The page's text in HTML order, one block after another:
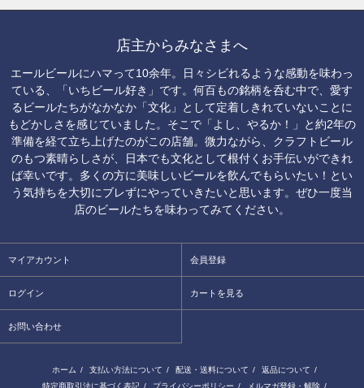
店主からみなさまへ
エールビールにハマって10余年。日々シビれるような感動を味わっ
ている、「いちビール好き」です。何百もの銘柄を呑む中で、愛す
るビールたちがなかなか「文化」として定着しきれていないことに
もどかしさを感じていました。そこで「よし、やるか！」と約2年の
準備を経て立ち上げたのがこの店舗。微力ながら、クラフトビール
のもつ素晴らしさが、日本でも文化として根付くお手伝いができれ
ば幸いです。多くの方に美味しいビールを飲んでもらいたい！とい
う気持ちを大切にブレずにやっていきたいと思います。ぜひ一度当
店のビールたちを味わってみてください。
マイアカウント 会員登録
ログイン カートを見る
お問い合わせ
ホーム / 支払い方法について / 配送・送料について / 返品について /
特定商取引法に基づく表記 / プライバシーポリシー / メルマガ登録・解除 /